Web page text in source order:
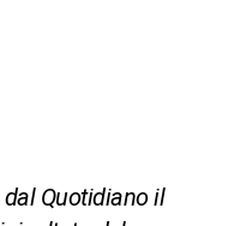
Quotidiano il